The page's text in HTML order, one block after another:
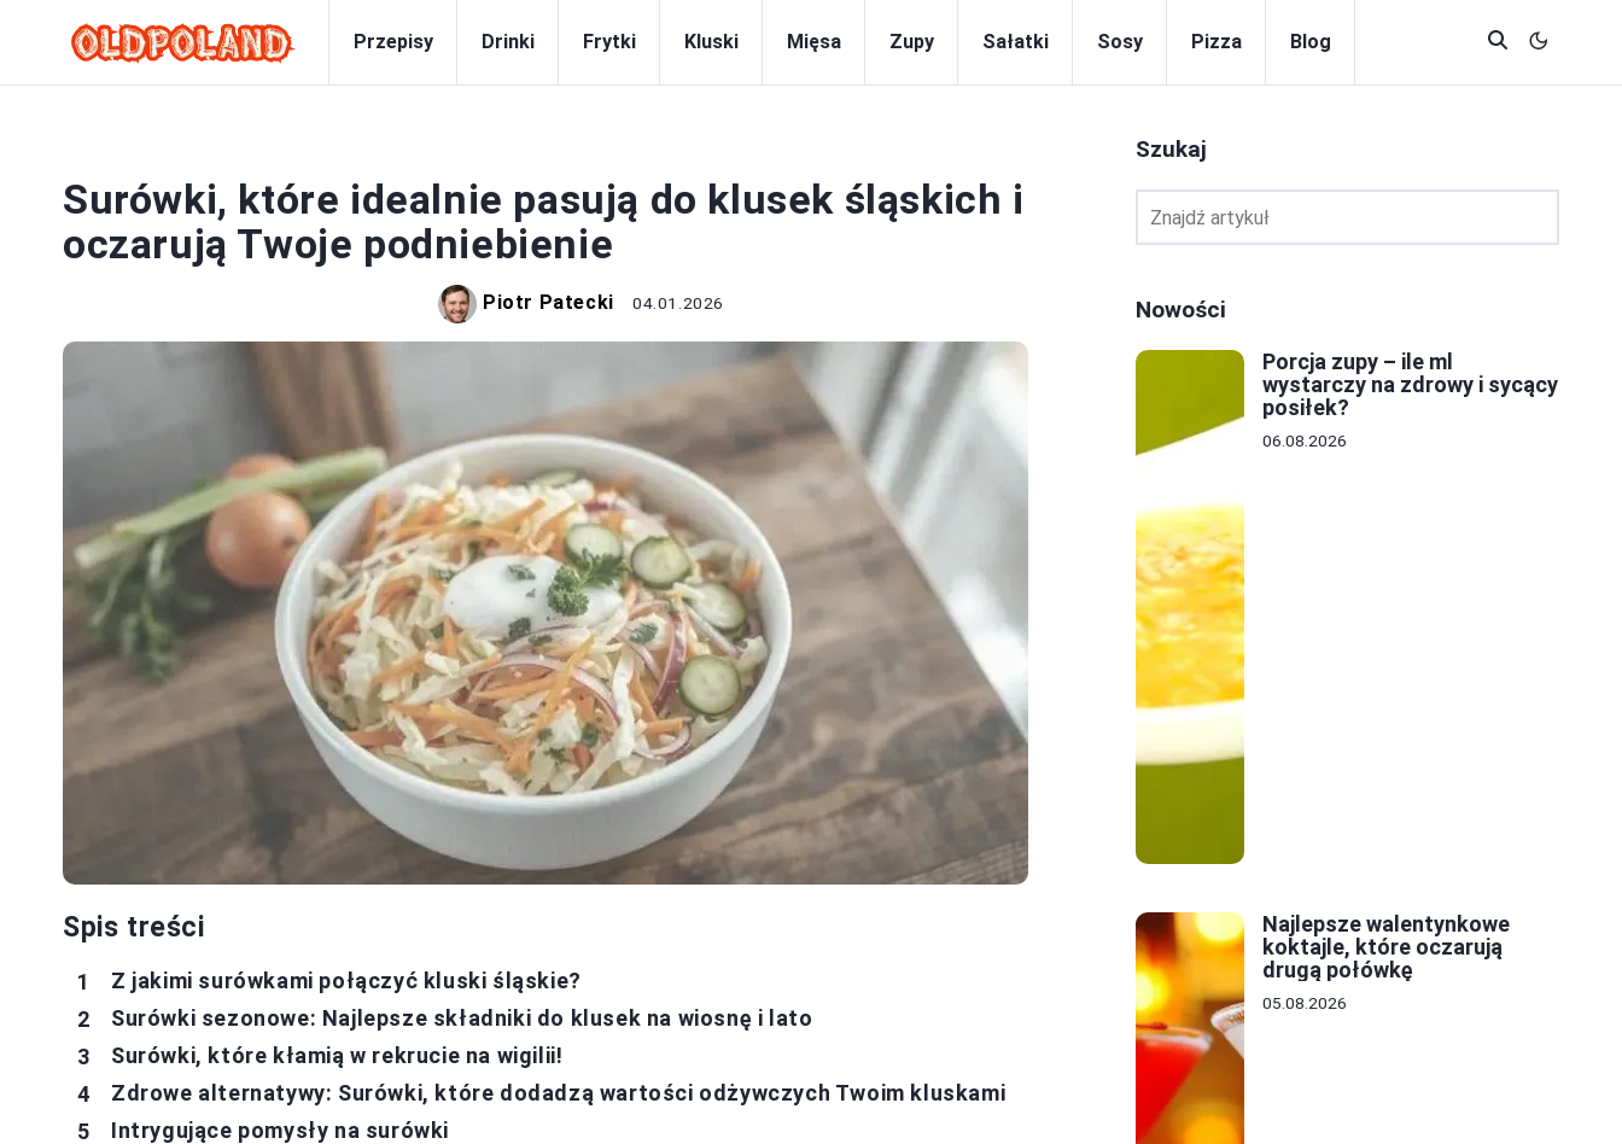
Przepisy Drinki Frytki Kluski Mięsa Zupy Sałatki Sosy Pizza Blog
Surówki, które idealnie pasują do klusek śląskich i
oczarują Twoje podniebienie
Piotr Patecki 04.01.2026
Spis treści
Z jakimi surówkami połączyć kluski śląskie?
Surówki sezonowe: Najlepsze składniki do klusek na wiosnę i lato
Surówki, które kłamią w rekrucie na wigilii!
Zdrowe alternatywy: Surówki, które dodadzą wartości odżywczych Twoim kluskami
Intrygujące pomysły na surówki
Szukaj
Nowości
Porcja zupy – ile ml
wystarczy na zdrowy i sycący
posiłek?
06.08.2026
Najlepsze walentynkowe
koktajle, które oczarują
drugą połówkę
05.08.2026